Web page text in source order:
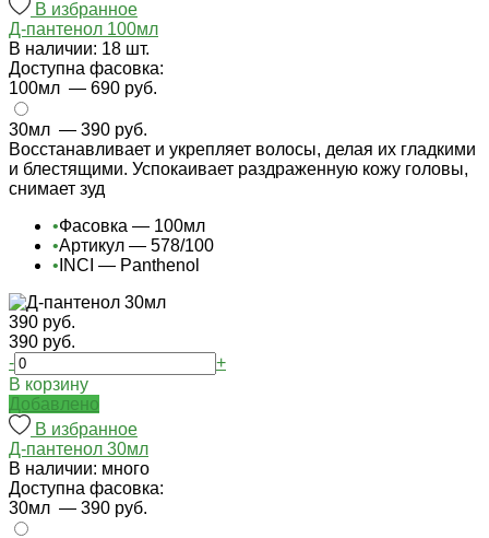
В избранное
Д-пантенол 100мл
В наличии: 18 шт.
Доступна фасовка:
100мл — 690 руб.
30мл — 390 руб.
Восстанавливает и укрепляет волосы, делая их гладкими
и блестящими. Успокаивает раздраженную кожу головы,
снимает зуд
•Фасовка — 100мл
•Артикул — 578/100
• INCI — Panthenol
390 руб.
390 руб.
-
+
В корзину
Добавлено
В избранное
Д-пантенол 30мл
В наличии: много
Доступна фасовка:
30мл — 390 руб.